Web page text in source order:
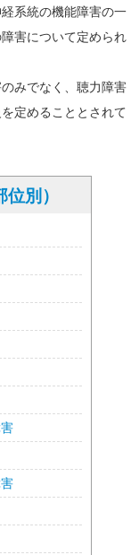
系統の機能障害の一
害について定められ
みでなく、聴力障害
定めることとされて
別）